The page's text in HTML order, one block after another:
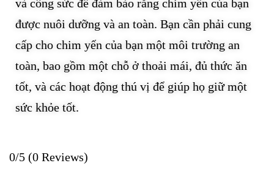
và công sức để đảm bảo rằng chim yến của bạn
được nuôi dưỡng và an toàn. Bạn cần phải cung
cấp cho chim yến của bạn một môi trường an
toàn, bao gồm một chỗ ở thoải mái, đủ thức ăn
tốt, và các hoạt động thú vị để giúp họ giữ một
sức khỏe tốt.
0/5 (0 Reviews)